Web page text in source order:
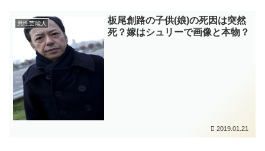
男性芸能人
板尾創路の子供(娘)の死因は突然
死？嫁はシュリーで画像と本物？
2019.01.21